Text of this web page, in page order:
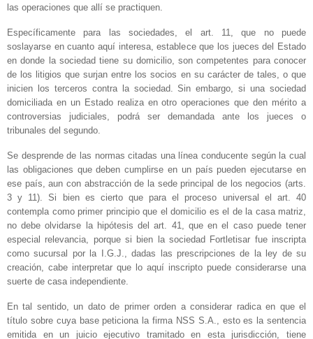
las operaciones que allí se practiquen.
Específicamente para las sociedades, el art. 11, que no puede
soslayarse en cuanto aquí interesa, establece que los jueces del Estado
en donde la sociedad tiene su domicilio, son competentes para conocer
de los litigios que surjan entre los socios en su carácter de tales, o que
inicien los terceros contra la sociedad. Sin embargo, si una sociedad
domiciliada en un Estado realiza en otro operaciones que den mérito a
controversias judiciales, podrá ser demandada ante los jueces o
tribunales del segundo.
Se desprende de las normas citadas una línea conducente según la cual
las obligaciones que deben cumplirse en un país pueden ejecutarse en
ese país, aun con abstracción de la sede principal de los negocios (arts.
3 y 11). Si bien es cierto que para el proceso universal el art. 40
contempla como primer principio que el domicilio es el de la casa matriz,
no debe olvidarse la hipótesis del art. 41, que en el caso puede tener
especial relevancia, porque si bien la sociedad Fortletisar fue inscripta
como sucursal por la I.G.J., dadas las prescripciones de la ley de su
creación, cabe interpretar que lo aquí inscripto puede considerarse una
suerte de casa independiente.
En tal sentido, un dato de primer orden a considerar radica en que el
título sobre cuya base peticiona la firma NSS S.A., esto es la sentencia
emitida en un juicio ejecutivo tramitado en esta jurisdicción, tiene